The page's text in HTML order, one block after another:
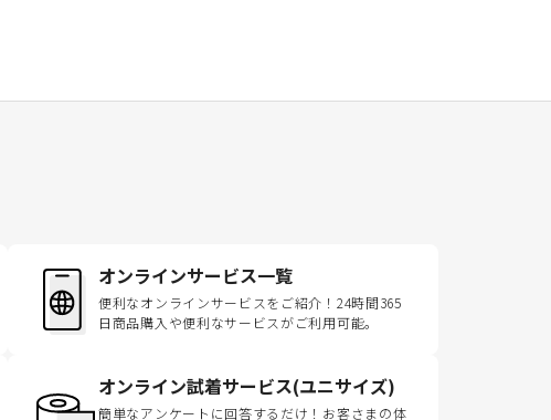
オンラインサービス一覧
便利なオンラインサービスをご紹介！24時間365
日商品購入や便利なサービスがご利用可能。
オンライン試着サービス(ユニサイズ)
簡単なアンケートに回答するだけ！お客さまの体